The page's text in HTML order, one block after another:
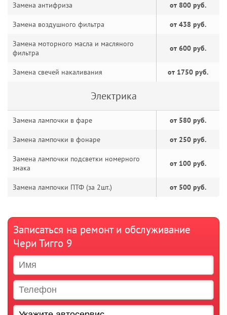
Замена антифриза от 800 руб.
Замена воздушного фильтра от 438 руб.
Замена моторного масла и масляного
фильтра
от 600 руб.
Замена свечей накаливания от 1750 руб.
Электрика
Замена лампочки в фаре от 580 руб.
Замена лампочки в фонаре от 250 руб.
Замена лампочки подсветки номерного
знака
от 100 руб.
Замена лампочки ПТФ (за 2шт.) от 500 руб.
Записаться на ремонт и обслуживание
Чери Тигго 9